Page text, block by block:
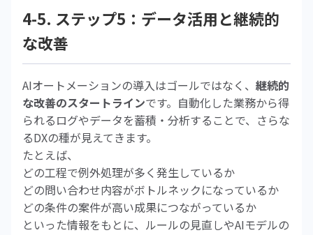
4-5. ステップ5：データ活用と継続的
な改善
AIオートメーションの導入はゴールではなく、 継続的
な改善のスタートラインです。自動化した業務から得
られるログやデータを蓄積・分析することで、さらな
るDXの種が見えてきます。
たとえば、
どの工程で例外処理が多く発生しているか
どの問い合わせ内容がボトルネックになっているか
どの条件の案件が高い成果につながっているか
といった情報をもとに、ルールの見直しやAIモデルの